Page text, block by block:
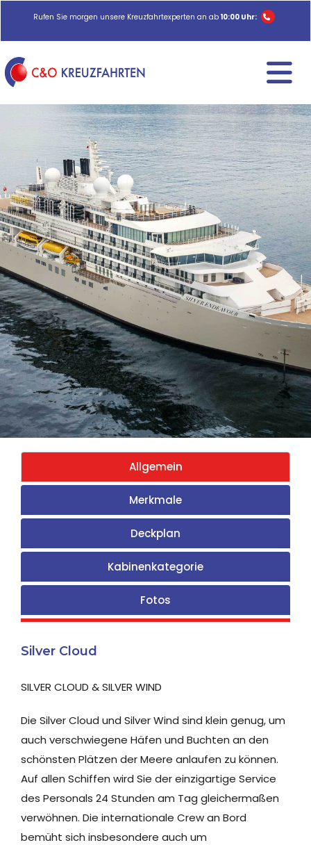
Rufen Sie morgen unsere Kreuzfahrtexperten an ab10:00 Uhr:
Allgemein
Merkmale
Deckplan
Kabinenkategorie
Fotos
Silver Cloud
SILVER CLOUD & SILVER WIND
Die Silver Cloud und Silver Wind sind klein genug, um
auch verschwiegene Häfen und Buchten an den
schönsten Plätzen der Meere anlaufen zu können.
Auf allen Schiffen wird Sie der einzigartige Service
des Personals 24 Stunden am Tag gleichermaßen
verwöhnen. Die internationale Crew an Bord
bemüht sich insbesondere auch um